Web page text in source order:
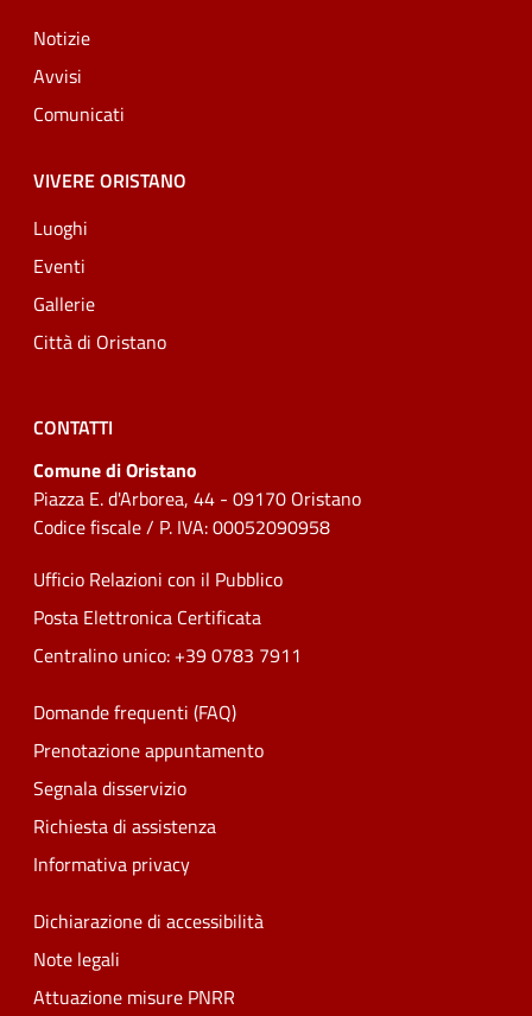
Notizie
Avvisi
Comunicati
VIVERE ORISTANO
Luoghi
Eventi
Gallerie
Città di Oristano
CONTATTI
Comune di Oristano
Piazza E. d'Arborea, 44 - 09170 Oristano
Codice fiscale / P. IVA: 00052090958
Ufficio Relazioni con il Pubblico
Posta Elettronica Certificata
Centralino unico: +39 0783 7911
Domande frequenti (FAQ)
Prenotazione appuntamento
Segnala disservizio
Richiesta di assistenza
Informativa privacy
Dichiarazione di accessibilità
Note legali
Attuazione misure PNRR